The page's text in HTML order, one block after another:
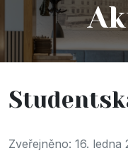
Zveřejněno: 16. ledna